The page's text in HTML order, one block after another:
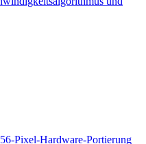
Pixel-Hardware-Portierung